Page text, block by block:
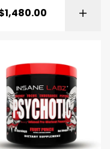
1,480.00